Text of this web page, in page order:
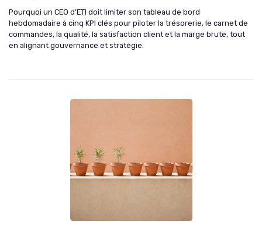
Pourquoi un CEO d’ETI doit limiter son tableau de bord
hebdomadaire à cinq KPI clés pour piloter la trésorerie, le carnet de
commandes, la qualité, la satisfaction client et la marge brute, tout
en alignant gouvernance et stratégie.